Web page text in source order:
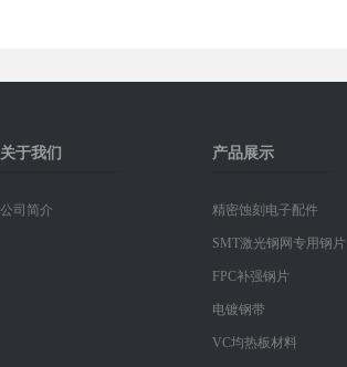
关于我们
公司简介
产品展示
精密蚀刻电子配件
SMT激光钢网专用钢片
FPC补强钢片
电镀钢带
VC均热板材料